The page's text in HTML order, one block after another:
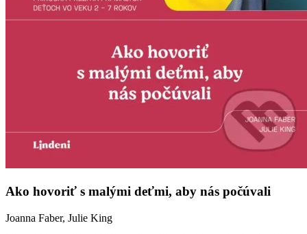
Ako hovoriť s malými deťmi, aby nás počúvali
Joanna Faber, Julie King